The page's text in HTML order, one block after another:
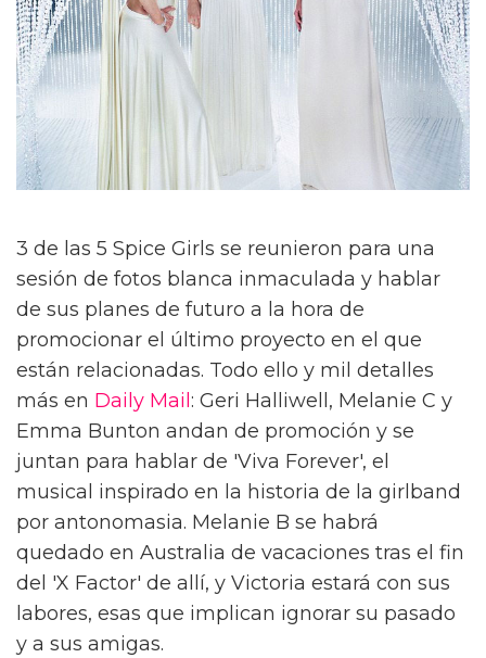
3 de las 5 Spice Girls se reunieron para una
sesión de fotos blanca inmaculada y hablar
de sus planes de futuro a la hora de
promocionar el último proyecto en el que
están relacionadas. Todo ello y mil detalles
más en Daily Mail : Geri Halliwell, Melanie C y
Emma Bunton andan de promoción y se
juntan para hablar de 'Viva Forever', el
musical inspirado en la historia de la girlband
por antonomasia. Melanie B se habrá
quedado en Australia de vacaciones tras el fin
del 'X Factor' de allí, y Victoria estará con sus
labores, esas que implican ignorar su pasado
y a sus amigas.